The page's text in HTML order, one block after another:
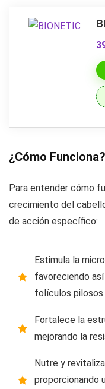
¿Cómo Funciona?
Para entender cómo
crecimiento del
de acción específico:
Estimula la
favoreciendo
folículos pilosos.
Fortalece la
mejorando la
Nutre y
proporcionando